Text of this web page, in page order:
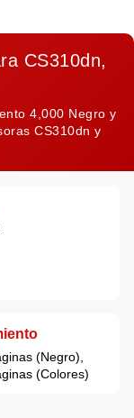
CS310dn,
4,000 Negro y
CS310dn y
(Negro),
(Colores)